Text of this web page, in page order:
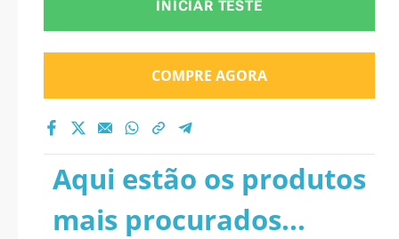
INICIAR TESTE
COMPRE AGORA
Aqui estão os produtos
mais procurados...